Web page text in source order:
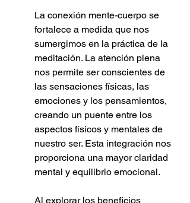
La conexión mente-cuerpo se
fortalece a medida que nos
sumergimos en la práctica de la
meditación. La atención plena
nos permite ser conscientes de
las sensaciones físicas, las
emociones y los pensamientos,
creando un puente entre los
aspectos físicos y mentales de
nuestro ser. Esta integración nos
proporciona una mayor claridad
mental y equilibrio emocional.
Al explorar los beneficios